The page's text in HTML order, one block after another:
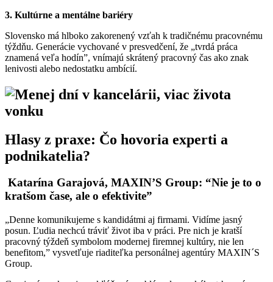
3. Kultúrne a mentálne bariéry
Slovensko má hlboko zakorenený vzťah k tradičnému pracovnému
týždňu. Generácie vychované v presvedčení, že „tvrdá práca
znamená veľa hodín”, vnímajú skrátený pracovný čas ako znak
lenivosti alebo nedostatku ambícií.
Hlasy z praxe: Čo hovoria experti a
podnikatelia?
Katarína Garajová, MAXIN’S Group: “Nie je to o
kratšom čase, ale o efektivite”
„Denne komunikujeme s kandidátmi aj firmami. Vidíme jasný
posun. Ľudia nechcú tráviť život iba v práci. Pre nich je kratší
pracovný týždeň symbolom modernej firemnej kultúry, nie len
benefitom,” vysvetľuje riaditeľka personálnej agentúry MAXIN´S
Group.